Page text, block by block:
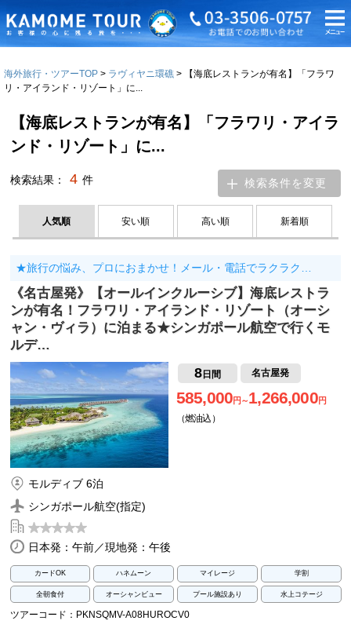
海外旅行・ツアーTOP ラヴィヤニ環礁
【海底レストランが有名】「フラワ
リ・アイランド・リゾート」に...
【海底レストランが有名】「フラワリ・アイラ
ンド・リゾート」に...
検索結果： 4 件 検索条件を変更
人気順 安い順 高い順 新着順
★旅行の悩み、プロにおまかせ！メール・電話でラクラク…
《名古屋発》【オールインクルーシブ】海底レストラ
ンが有名！フラワリ・アイランド・リゾート（オーシ
ャン・ヴィラ）に泊まる★シンガポール航空で行くモ
ルデ…
8日間 名古屋発
585,000円～1,266,000円
（燃油込）
モルディブ 6泊
シンガポール航空(指定)
日本発：午前／現地発：午後
カードOK ハネムーン マイレージ 学割
全朝食付 オーシャンビュー プール施設あり 水上コテージ
ツアーコード：PKNSQMV-A08HUROCV0